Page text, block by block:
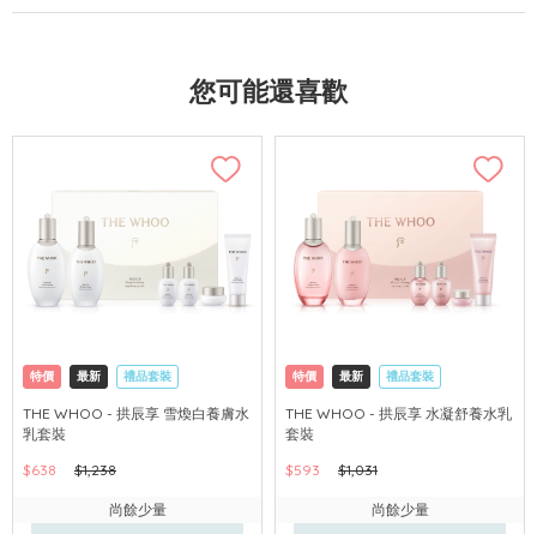
您可能還喜歡
特價 最新 禮品套裝
網購店取 可中國內地配送
THE WHOO - 拱辰享 雪煥白養膚水
乳套裝
$638
$1,238
尚餘少量
特價 最新 禮品套裝
網購店取 可中國內地配送
THE WHOO - 拱辰享 水凝舒養水乳
套裝
$593
$1,031
尚餘少量